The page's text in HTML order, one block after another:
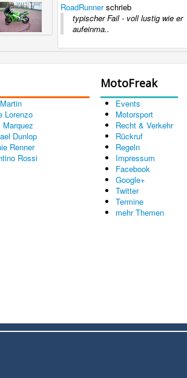
RoadRunnerschrieb
typischer Fail - voll lustig wie er
aufeinma..
Lorenzo
Marquez
Dunlop
Renner
Rossi
MotoFreak
Events
Motorsport
Recht & Verkehr
Rückruf
Regeln
Impressum
Facebook
Google+
Twitter
Termine
mehr Themen